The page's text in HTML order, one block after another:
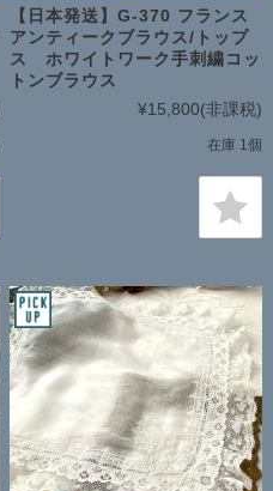
【日本発送】G-370 フランス
アンティークブラウス/トップ
ス ホワイトワーク手刺繍コッ
トンブラウス
¥15,800(非課税)
在庫 1個